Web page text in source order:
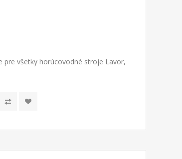
pre všetky horúcovodné stroje Lavor,